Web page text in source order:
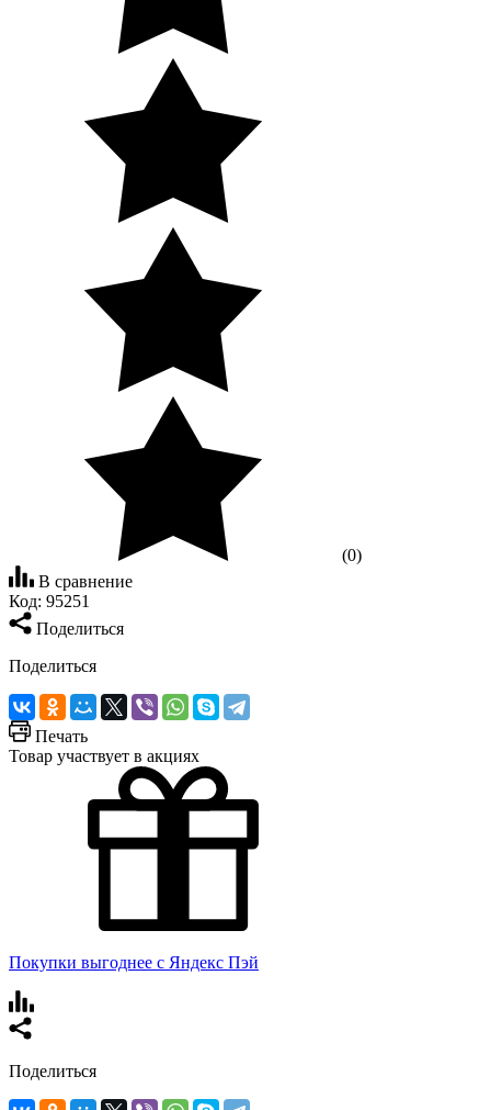
(0)
В сравнение
Код: 95251
Поделиться
Поделиться
Печать
Товар участвует в акциях
Покупки выгоднее с Яндекс Пэй
Поделиться